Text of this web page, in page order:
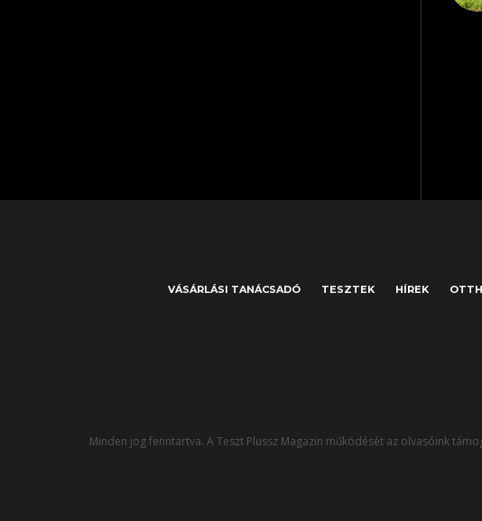
VÁSÁRLÁSI TANÁCSADÓ TESZTEK HÍREK
Minden jog fenntartva. A Teszt Plussz Magazin működését az olvasóink